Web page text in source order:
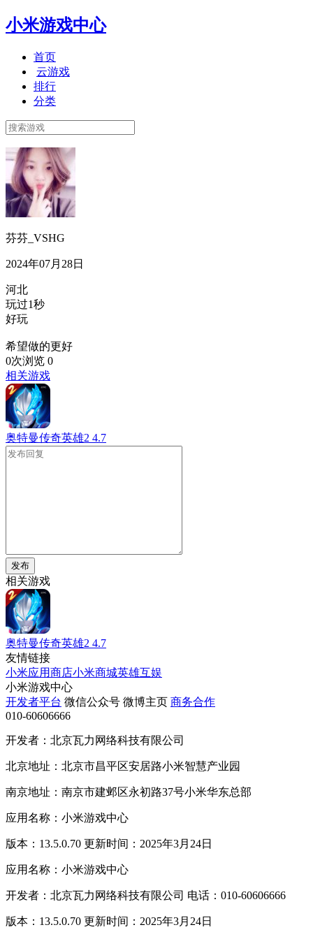
小米游戏中心
首页
云游戏
排行
分类
芬芬_VSHG
2024年07月28日
河北
玩过1秒
好玩
希望做的更好
0次浏览 0
相关游戏
奥特曼传奇英雄2 4.7
发布
相关游戏
奥特曼传奇英雄2 4.7
友情链接
小米应用商店小米商城英雄互娱
小米游戏中心
开发者平台 微信公众号 微博主页 商务合作
010-60606666
开发者：北京瓦力网络科技有限公司
北京地址：北京市昌平区安居路小米智慧产业园
南京地址：南京市建邺区永初路37号小米华东总部
应用名称：小米游戏中心
版本：13.5.0.70 更新时间：2025年3月24日
应用名称：小米游戏中心
开发者：北京瓦力网络科技有限公司 电话：010-60606666
版本：13.5.0.70 更新时间：2025年3月24日